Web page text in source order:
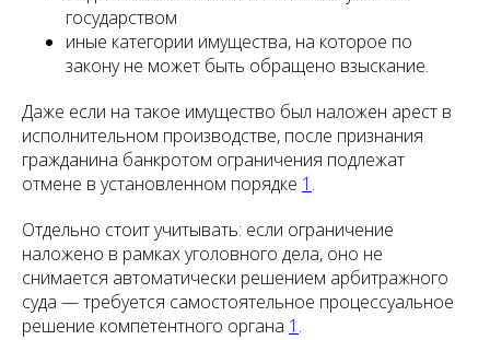
государством
иные категории имущества, на которое по
закону не может быть обращено взыскание.
Даже если на такое имущество был наложен арест в
исполнительном производстве, после признания
гражданина банкротом ограничения подлежат
отмене в установленном порядке 1 .
Отдельно стоит учитывать: если ограничение
наложено в рамках уголовного дела, оно не
снимается автоматически решением арбитражного
суда — требуется самостоятельное процессуальное
решение компетентного органа 1 .